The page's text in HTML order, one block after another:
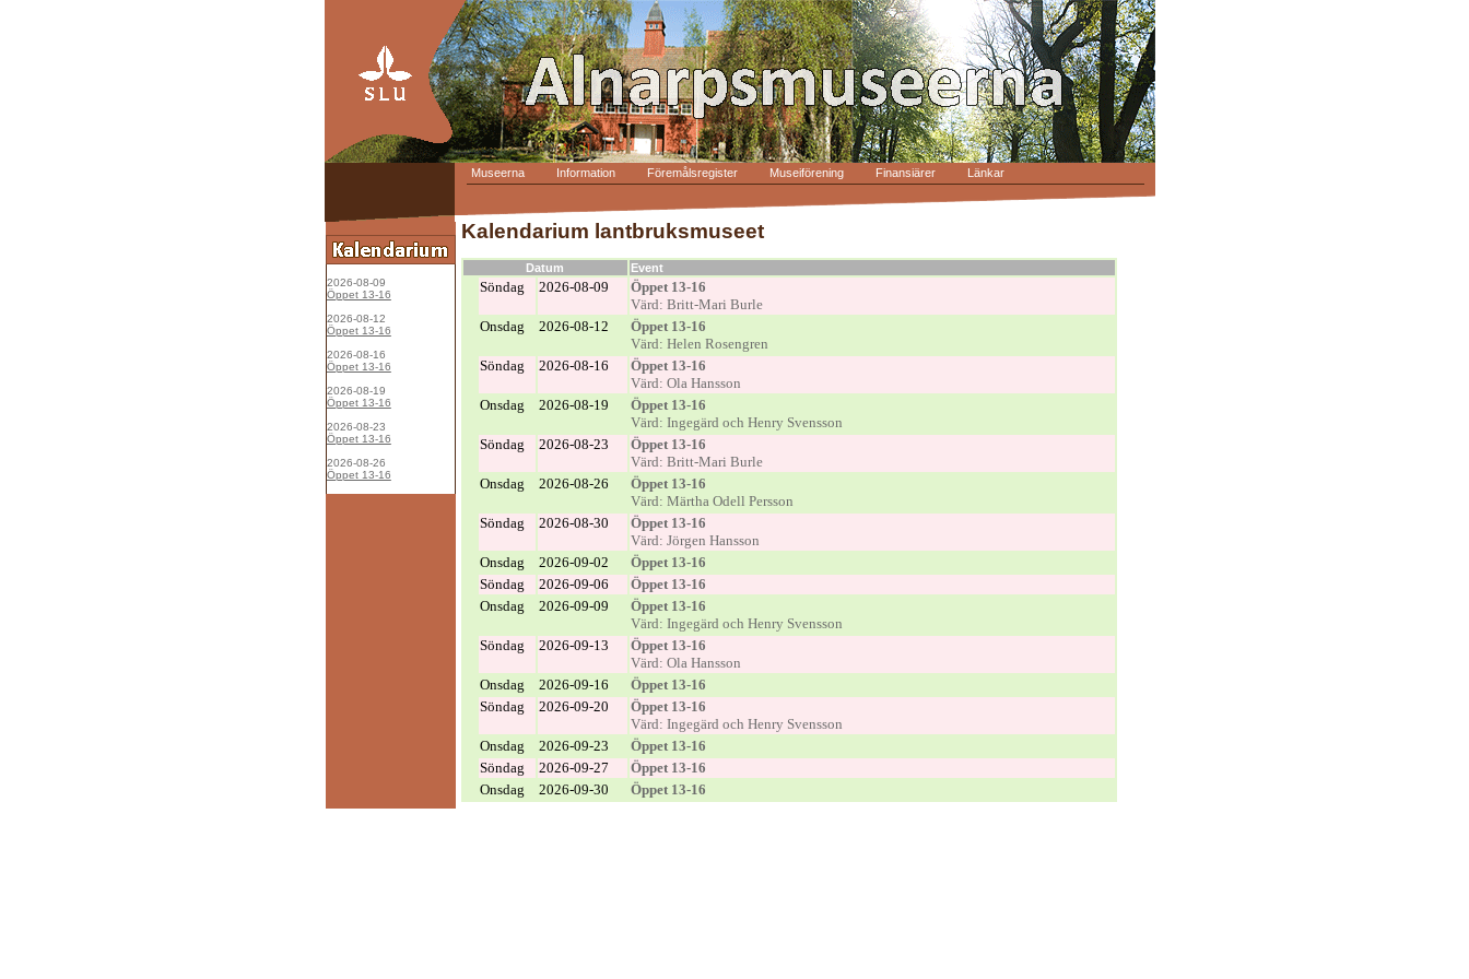
Museerna Information Föremålsregister Museiförening Finansiärer Länkar
2026-08-09
Öppet 13-16
2026-08-12
Öppet 13-16
2026-08-16
Öppet 13-16
2026-08-19
Öppet 13-16
2026-08-23
Öppet 13-16
2026-08-26
Öppet 13-16
Kalendarium lantbruksmuseet
Datum Event
Söndag 2026-08-09
Öppet 13-16
Värd: Britt-Mari Burle
Onsdag
2026-08-12
Öppet 13-16
Värd: Helen Rosengren
Söndag
2026-08-16
Öppet 13-16
Värd: Ola Hansson
Onsdag
2026-08-19
Öppet 13-16
Värd: Ingegärd och Henry Svensson
Söndag
2026-08-23
Öppet 13-16
Värd: Britt-Mari Burle
Onsdag
2026-08-26
Öppet 13-16
Värd: Märtha Odell Persson
Söndag
2026-08-30
Öppet 13-16
Värd: Jörgen Hansson
Onsdag
2026-09-02
Öppet 13-16
Söndag
2026-09-06
Öppet 13-16
Onsdag
2026-09-09
Öppet 13-16
Värd: Ingegärd och Henry Svensson
Söndag
2026-09-13
Öppet 13-16
Värd: Ola Hansson
Onsdag
2026-09-16
Öppet 13-16
Söndag
2026-09-20
Öppet 13-16
Värd: Ingegärd och Henry Svensson
Onsdag
2026-09-23
Öppet 13-16
Söndag
2026-09-27
Öppet 13-16
Onsdag
2026-09-30 Öppet 13-16